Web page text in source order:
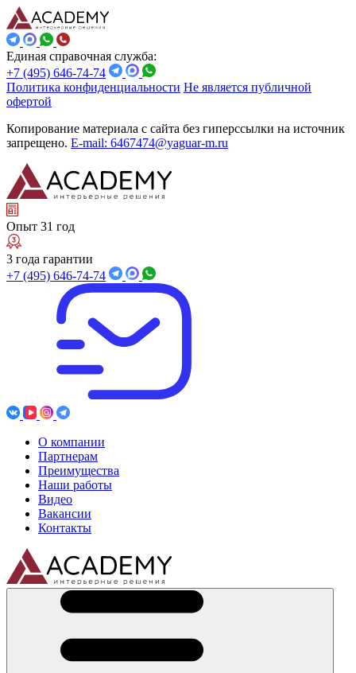
Единая справочная служба:
+7 (495) 646-74-74
Политика конфиденциальности Не является публичной
офертой
Копирование материала с сайта без гиперссылки на источник
запрещено. E-mail: 6467474@yaguar-m.ru
Опыт 31 год
3 года гарантии
+7 (495) 646-74-74
О компании
Партнерам
Преимущества
Наши работы
Видео
Вакансии
Контакты